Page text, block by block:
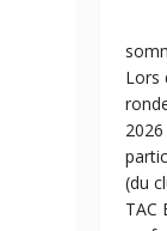
Lors
(du
TAC